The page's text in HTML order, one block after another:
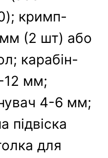
кримп-
мм (2 шт) або
карабін-
12 мм;
4-6 мм;
підвіска
для